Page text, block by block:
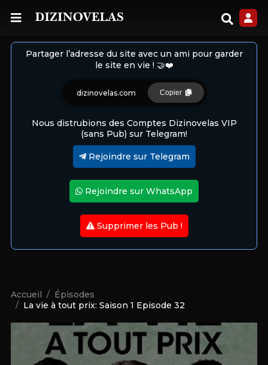
Partager l’adresse du site avec un ami pour garder
le site en vie ! 🤝❤️
dizinovelas.com Copier
Nous distrubions des Comptes Dizinovelas VIP
(sans Pub) sur Telegram!
Rejoindre sur Telegram
Rejoindre sur WhatsApp
Supprimer les Pub !
Accueil
Épisodes
La vie à tout prix: Saison 1 Episode 32